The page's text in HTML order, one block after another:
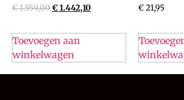
€1.559,00€1.442,10
Toevoegen aan
winkelwagen
€21,95